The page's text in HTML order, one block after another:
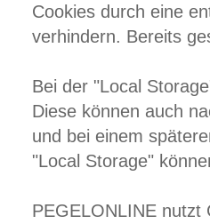
Cookies durch eine
verhindern. Bereits
Bei der "Local
Diese können auch
und bei einem
"Local Storage"
PEGELONLINE nutzt